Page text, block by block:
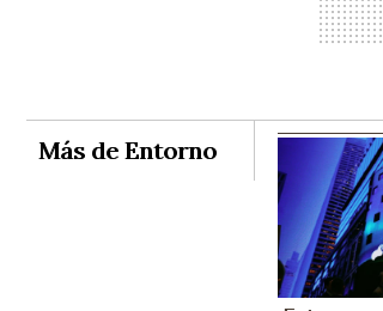
Más de Entorno